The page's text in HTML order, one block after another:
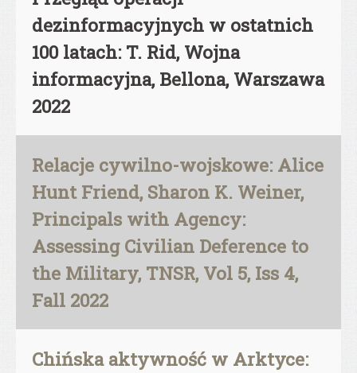
dezinformacyjnych w ostatnich
100 latach: T. Rid, Wojna
informacyjna, Bellona, Warszawa
2022
Relacje cywilno-wojskowe: Alice
Hunt Friend, Sharon K. Weiner,
Principals with Agency:
Assessing Civilian Deference to
the Military, TNSR, Vol 5, Iss 4,
Fall 2022
Chińska aktywność w Arktyce: